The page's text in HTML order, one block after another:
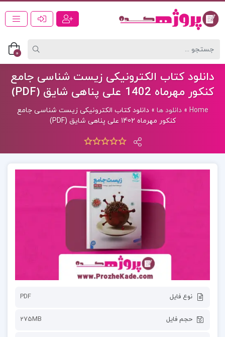
0
دانلود کتاب الکترونیکی زیست شناسی جامع
کنکور مهرماه 1402 علی پناهی شایق (PDF)
Home
»دانلود ها »دانلود کتاب الکترونیکی زیست شناسی جامع
کنکور مهرماه 1402 علی پناهی شایق (PDF)
نوع فایل PDF
حجم فایل 275MB